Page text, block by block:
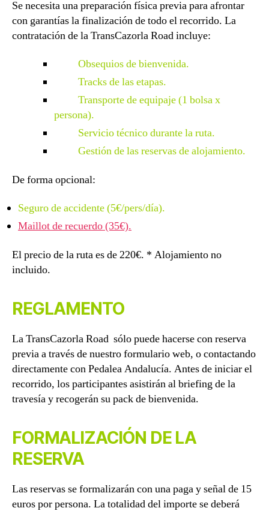
Se necesita una preparación física previa para afrontar
con garantías la finalización de todo el recorrido. La
contratación de la TransCazorla Road incluye:
Obsequios de bienvenida.
Tracks de las etapas.
Transporte de equipaje (1 bolsa x
persona).
Servicio técnico durante la ruta.
Gestión de las reservas de alojamiento.
De forma opcional:
Seguro de accidente (5€/pers/día).
Maillot de recuerdo (35€).
El precio de la ruta es de 220€. * Alojamiento no
incluido.
REGLAMENTO
La TransCazorla Road sólo puede hacerse con reserva
previa a través de nuestro formulario web, o contactando
directamente con Pedalea Andalucía. Antes de iniciar el
recorrido, los participantes asistirán al briefing de la
travesía y recogerán su pack de bienvenida.
FORMALIZACIÓN DE LA
RESERVA
Las reservas se formalizarán con una paga y señal de 15
euros por persona. La totalidad del importe se deberá